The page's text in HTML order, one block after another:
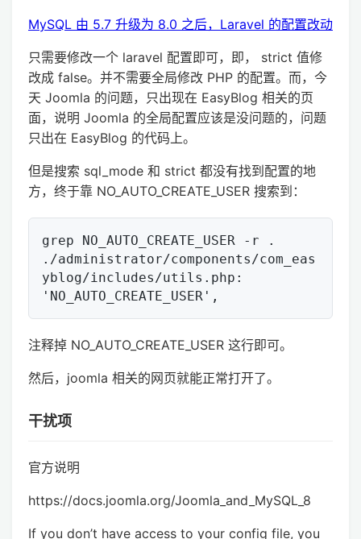
MySQL 由 5.7 升级为 8.0 之后，Laravel 的配置改动
只需要修改一个 laravel 配置即可，即， strict 值修
改成 false。并不需要全局修改 PHP 的配置。而，今
天 Joomla 的问题，只出现在 EasyBlog 相关的页
面，说明 Joomla 的全局配置应该是没问题的，问题
只出在 EasyBlog 的代码上。
但是搜索 sql_mode 和 strict 都没有找到配置的地
方，终于靠 NO_AUTO_CREATE_USER 搜索到：
grep NO_AUTO_CREATE_USER -r .
./administrator/components/com_eas
yblog/includes/utils.php:
注释掉 NO_AUTO_CREATE_USER 这行即可。
然后，joomla 相关的网页就能正常打开了。
干扰项
官方说明
https://docs.joomla.org/Joomla_and_MySQL_8
If you don’t have access to your config file, you